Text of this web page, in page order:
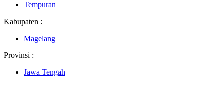
Tempuran
Kabupaten :
Magelang
Provinsi :
Jawa Tengah